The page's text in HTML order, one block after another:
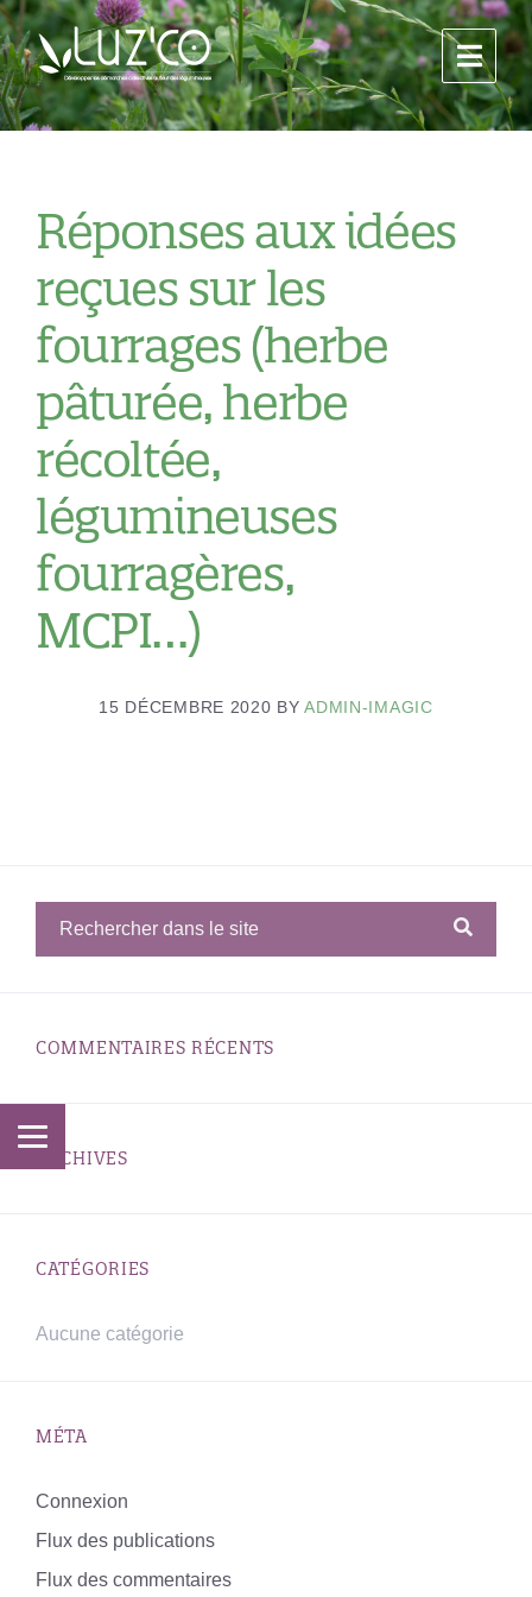
Réponses aux idées
reçues sur les
fourrages (herbe
pâturée, herbe
récoltée,
légumineuses
fourragères,
MCPI…)
15 DÉCEMBRE 2020 BYADMIN-IMAGIC
COMMENTAIRES RÉCENTS
ARCHIVES
CATÉGORIES
Aucune catégorie
MÉTA
Connexion
Flux des publications
Flux des commentaires